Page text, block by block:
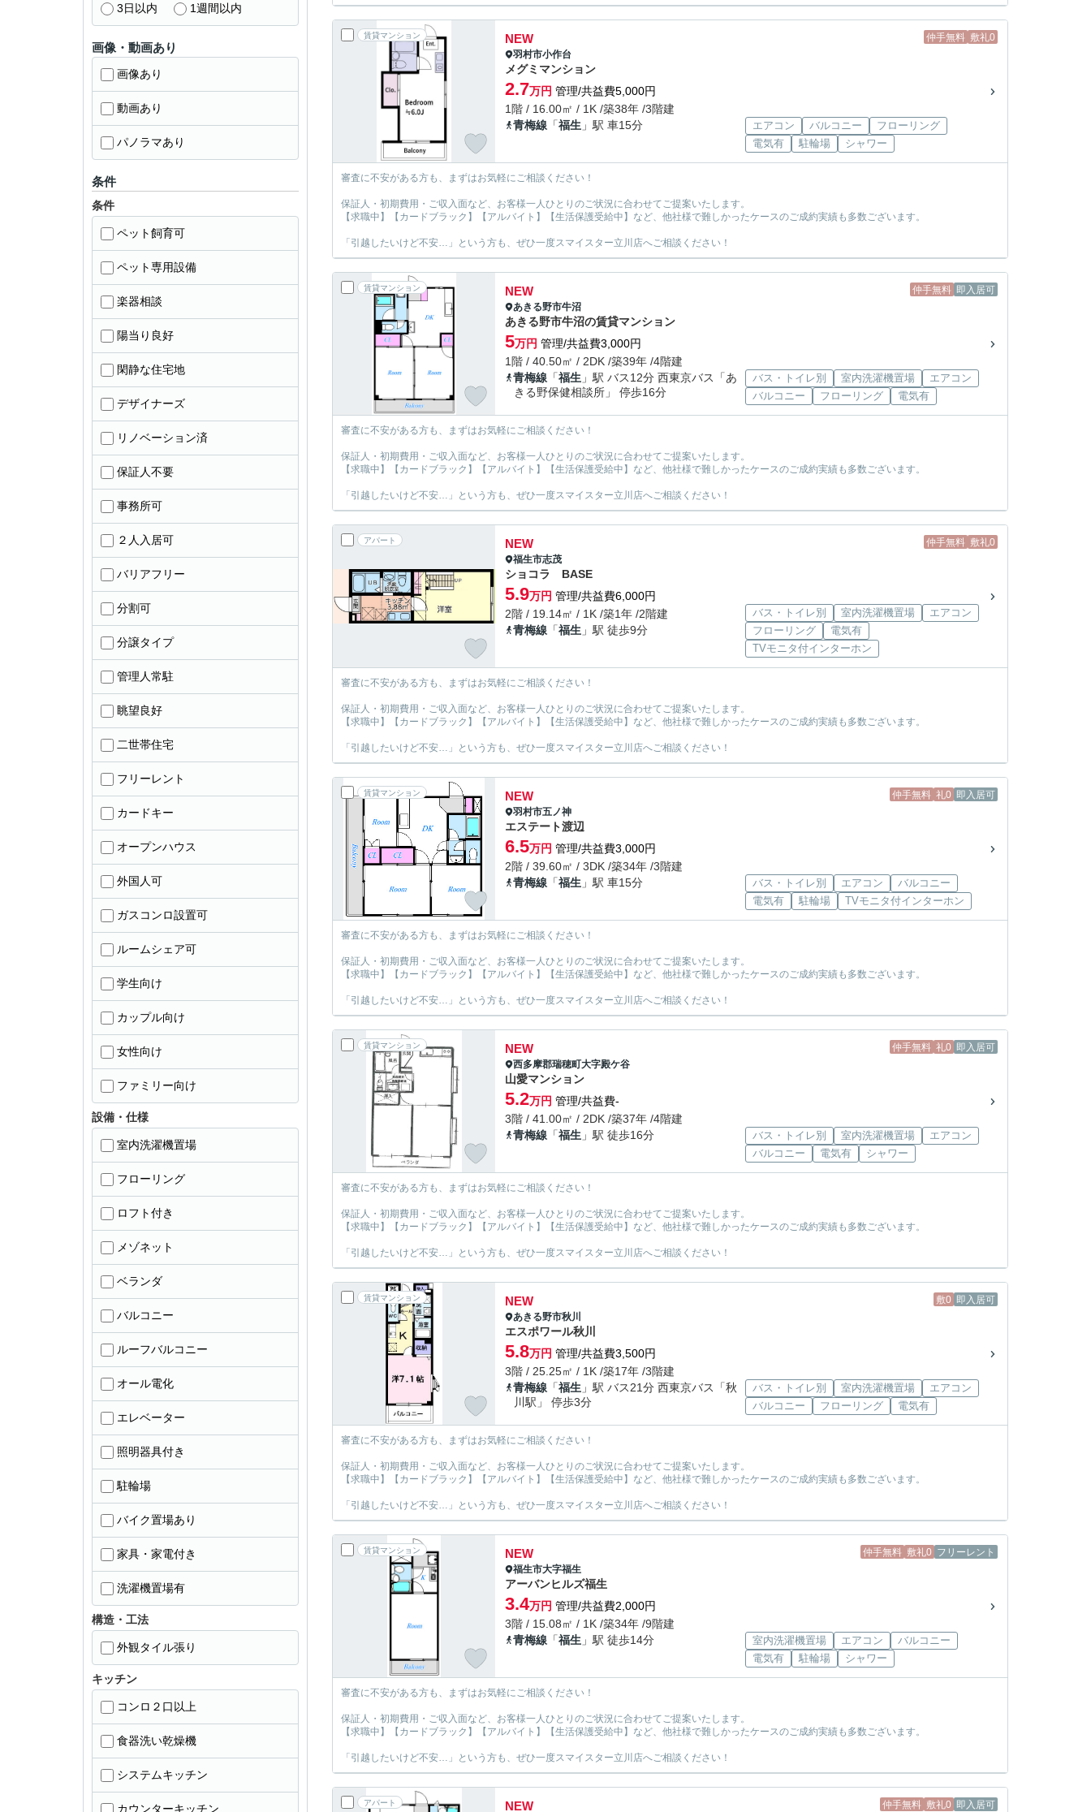
賃貸マンション 仲手無料 敷礼0
NEW
羽村市小作台
メグミマンション
2.7万円 管理/共益費5,000円
1階 / 16.00㎡ / 1K /築38年 /3階建
青梅線 「福生 」駅 車15分 エアコン バルコニー
フローリング
電気有
駐輪場 シャワー
審査に不安がある方も、まずはお気軽にご相談ください！
保証人・初期費用・ご収入面など、お客様一人ひとりのご状況に合わせてご提案いたします。
【求職中】【カードブラック】【アルバイト】【生活保護受給中】など、他社様で難しかったケースのご成約実績も多数ございます。
「引越したいけど不安…」という方も、ぜひ一度スマイスター立川店へご相談ください！
賃貸マンション 仲手無料 即入居可
NEW
あきる野市牛沼
あきる野市牛沼の賃貸マンション
5万円 管理/共益費3,000円
1階 / 40.50㎡ / 2DK /築39年 /4階建
青梅線 「福生 」駅 バス12分 西東京バス「あ
きる野保健相談所」 停歩16分
バス・トイレ別 室内洗濯機置場
エアコン
バルコニー
フローリング 電気有
審査に不安がある方も、まずはお気軽にご相談ください！
保証人・初期費用・ご収入面など、お客様一人ひとりのご状況に合わせてご提案いたします。
【求職中】【カードブラック】【アルバイト】【生活保護受給中】など、他社様で難しかったケースのご成約実績も多数ございます。
「引越したいけど不安…」という方も、ぜひ一度スマイスター立川店へご相談ください！
アパート 仲手無料 敷礼0
NEW
福生市志茂
ショコラ BASE
5.9万円 管理/共益費6,000円
2階 / 19.14㎡ / 1K /築1年 /2階建
青梅線 「福生 」駅 徒歩9分
バス・トイレ別 室内洗濯機置場
エアコン
フローリング
電気有
TVモニタ付インターホン
審査に不安がある方も、まずはお気軽にご相談ください！
保証人・初期費用・ご収入面など、お客様一人ひとりのご状況に合わせてご提案いたします。
【求職中】【カードブラック】【アルバイト】【生活保護受給中】など、他社様で難しかったケースのご成約実績も多数ございます。
「引越したいけど不安…」という方も、ぜひ一度スマイスター立川店へご相談ください！
賃貸マンション 仲手無料 礼0 即入居可
NEW
羽村市五ノ神
エステート渡辺
6.5万円 管理/共益費3,000円
2階 / 39.60㎡ / 3DK /築34年 /3階建
青梅線 「福生 」駅 車15分 バス・トイレ別 エアコン
バルコニー
電気有
駐輪場 TVモニタ付インターホン
審査に不安がある方も、まずはお気軽にご相談ください！
保証人・初期費用・ご収入面など、お客様一人ひとりのご状況に合わせてご提案いたします。
【求職中】【カードブラック】【アルバイト】【生活保護受給中】など、他社様で難しかったケースのご成約実績も多数ございます。
「引越したいけど不安…」という方も、ぜひ一度スマイスター立川店へご相談ください！
賃貸マンション 仲手無料 礼0 即入居可
NEW
西多摩郡瑞穂町大字殿ケ谷
山愛マンション
5.2万円 管理/共益費-
3階 / 41.00㎡ / 2DK /築37年 /4階建
青梅線 「福生 」駅 徒歩16分 バス・トイレ別 室内洗濯機置場
エアコン
バルコニー
電気有 シャワー
審査に不安がある方も、まずはお気軽にご相談ください！
保証人・初期費用・ご収入面など、お客様一人ひとりのご状況に合わせてご提案いたします。
【求職中】【カードブラック】【アルバイト】【生活保護受給中】など、他社様で難しかったケースのご成約実績も多数ございます。
「引越したいけど不安…」という方も、ぜひ一度スマイスター立川店へご相談ください！
賃貸マンション 敷0 即入居可
NEW
あきる野市秋川
エスポワール秋川
5.8万円 管理/共益費3,500円
3階 / 25.25㎡ / 1K /築17年 /3階建
青梅線 「福生 」駅 バス21分 西東京バス「秋
川駅」 停歩3分
バス・トイレ別 室内洗濯機置場
エアコン
バルコニー
フローリング 電気有
審査に不安がある方も、まずはお気軽にご相談ください！
保証人・初期費用・ご収入面など、お客様一人ひとりのご状況に合わせてご提案いたします。
【求職中】【カードブラック】【アルバイト】【生活保護受給中】など、他社様で難しかったケースのご成約実績も多数ございます。
「引越したいけど不安…」という方も、ぜひ一度スマイスター立川店へご相談ください！
賃貸マンション 仲手無料 敷礼0 フリーレント
NEW
福生市大字福生
アーバンヒルズ福生
3.4万円 管理/共益費2,000円
3階 / 15.08㎡ / 1K /築34年 /9階建
青梅線 「福生 」駅 徒歩14分 室内洗濯機置場 エアコン
バルコニー
電気有
駐輪場 シャワー
審査に不安がある方も、まずはお気軽にご相談ください！
保証人・初期費用・ご収入面など、お客様一人ひとりのご状況に合わせてご提案いたします。
【求職中】【カードブラック】【アルバイト】【生活保護受給中】など、他社様で難しかったケースのご成約実績も多数ございます。
「引越したいけど不安…」という方も、ぜひ一度スマイスター立川店へご相談ください！
アパート 仲手無料 敷礼0 即入居可
NEW
3日以内 1週間以内
画像・動画あり
画像あり
動画あり
パノラマあり
条件
条件
ペット飼育可
ペット専用設備
楽器相談
陽当り良好
閑静な住宅地
デザイナーズ
リノベーション済
保証人不要
事務所可
２人入居可
バリアフリー
分割可
分譲タイプ
管理人常駐
眺望良好
二世帯住宅
フリーレント
カードキー
オープンハウス
外国人可
ガスコンロ設置可
ルームシェア可
学生向け
カップル向け
女性向け
ファミリー向け
設備・仕様
室内洗濯機置場
フローリング
ロフト付き
メゾネット
ベランダ
バルコニー
ルーフバルコニー
オール電化
エレベーター
照明器具付き
駐輪場
バイク置場あり
家具・家電付き
洗濯機置場有
構造・工法
外観タイル張り
キッチン
コンロ２口以上
食器洗い乾燥機
システムキッチン
カウンターキッチン